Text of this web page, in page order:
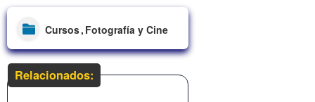
Cursos Fotografía y Cine
Relacionados: